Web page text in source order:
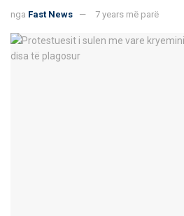
nga Fast News 7 years më parë